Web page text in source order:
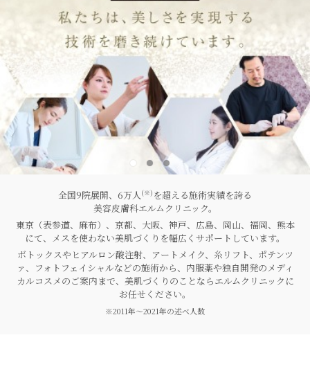
全国9院展開、6万人 (※) を超える施術実績を誇る
美容皮膚科エルムクリニック。
東京（表参道、麻布）、京都、大阪、神戸、 広島、岡山、福岡、熊本
にて、メスを使わない美肌づくりを幅広くサポートしています。
ボトックスやヒアルロン酸注射、アートメイク、糸リフト、ポテンツ
ァ、フォトフェイシャルなどの施術から、内服薬や独自開発のメディ
カルコスメのご案内まで、美肌づくりのことならエルムクリニックに
お任せください。
※2011年〜2021年の述べ人数